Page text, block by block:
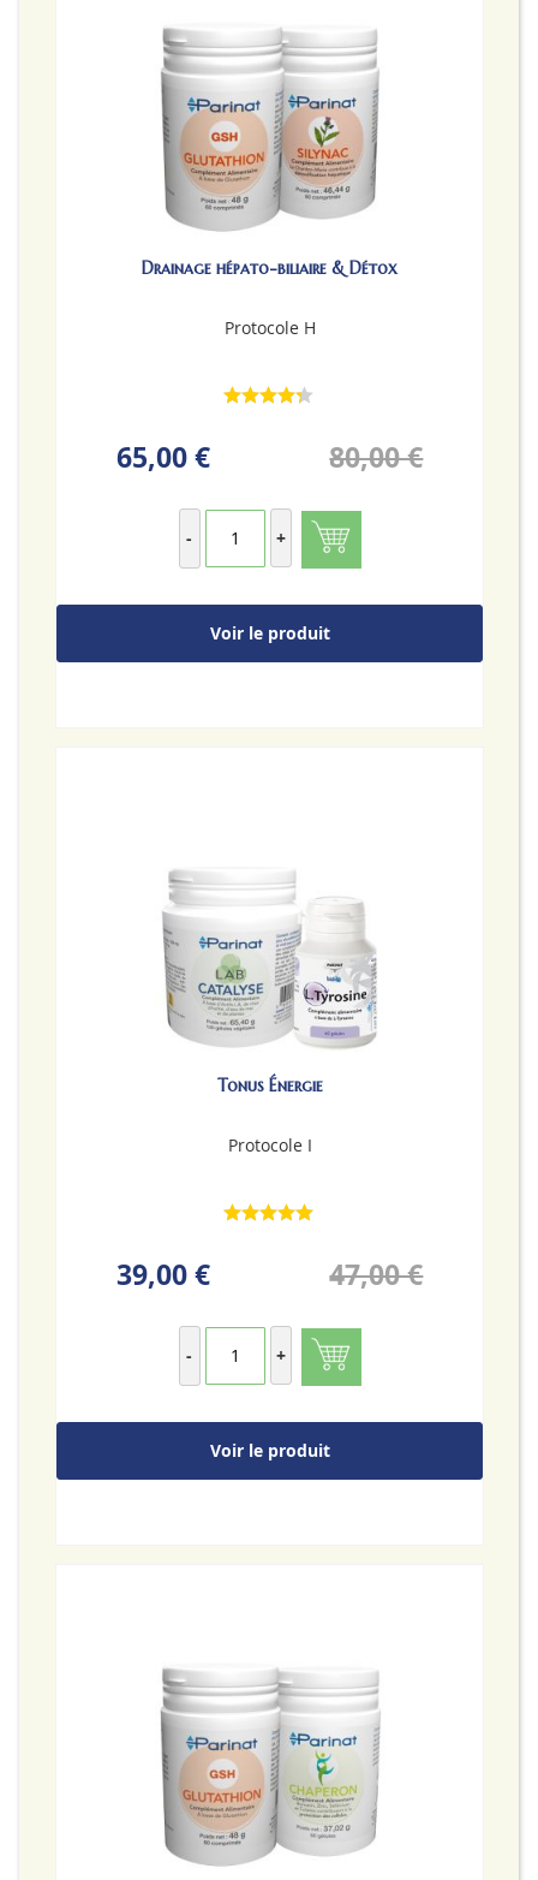
Drainage hépato-biliaire & Détox
Protocole H
65,00 € 80,00 €
- +
Voir le produit
Tonus Énergie
Protocole I
39,00 € 47,00 €
- +
Voir le produit